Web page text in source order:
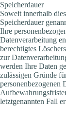
Speicherdauer
Soweit innerhalb
Speicherdauer
Ihre
Datenverarbeitung
berechtigtes
zur
werden Ihre Daten
zulässigen Gründe
personenbezogenen
letztgenannten Fall